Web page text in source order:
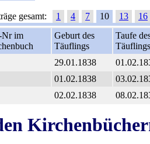
gesamt: 1 4 7 10 13
16
im
Geburt des
Täuflings
Taufe
Täuflings
29.01.1838
01.02.1838
02.02.1838